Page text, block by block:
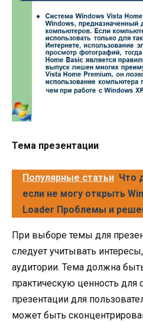
Тема презентации
Популярные статьи Что
если не могу открыть
Loader Проблемы и
При выборе темы для
следует учитывать
аудитории. Тема должна
практическую ценность для
презентации для
может быть